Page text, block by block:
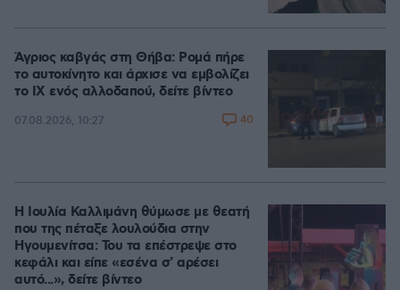
Άγριος καβγάς στη Θήβα: Ρομά πήρε
το αυτοκίνητο και άρχισε να εμβολίζει
το ΙΧ ενός αλλοδαπού, δείτε βίντεο
07.08.2026, 10:27 40
Η Ιουλία Καλλιμάνη θύμωσε με θεατή
που της πέταξε λουλούδια στην
Ηγουμενίτσα: Του τα επέστρεψε στο
κεφάλι και είπε «εσένα σ' αρέσει
αυτό...», δείτε βίντεο